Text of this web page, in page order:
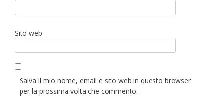
Sito web
Salva il mio nome, email e sito web in questo browser
per la prossima volta che commento.